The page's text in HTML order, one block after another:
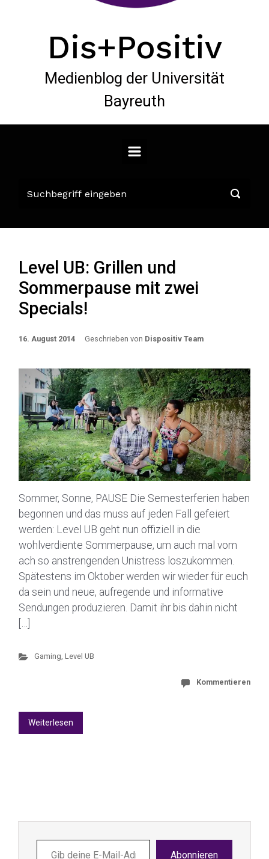
Dis+Positiv
Medienblog der Universität
Bayreuth
Level UB: Grillen und
Sommerpause mit zwei
Specials!
16. August 2014 Geschrieben von Dispositiv Team
Sommer, Sonne, PAUSE Die Semesterferien haben
begonnen und das muss auf jeden Fall gefeiert
werden: Level UB geht nun offiziell in die
wohlverdiente Sommerpause, um auch mal vom
ach so anstrengenden Unistress loszukommen.
Spätestens im Oktober werden wir wieder für euch
da sein und neue, aufregende und informative
Sendungen produzieren. Damit ihr bis dahin nicht
[…]
Gaming, Level UB
Kommentieren
Weiterlesen
Abonnieren